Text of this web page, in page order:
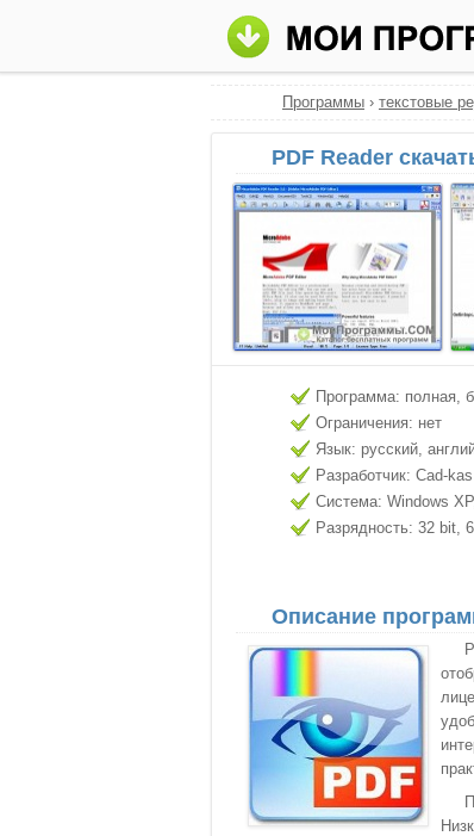
Программы › текстовые
PDF Reader
Программа: полная,
Ограничения: нет
Язык: русский,
Разработчик: Cad-
Система: Windows
Разрядность: 32 bit,
Описание